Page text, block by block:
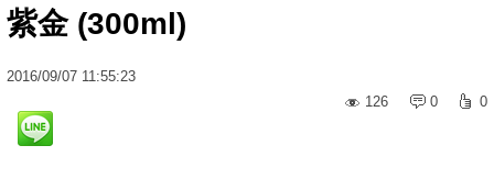
紫金 (300ml)
2016/09/07 11:55:23
126
0 0